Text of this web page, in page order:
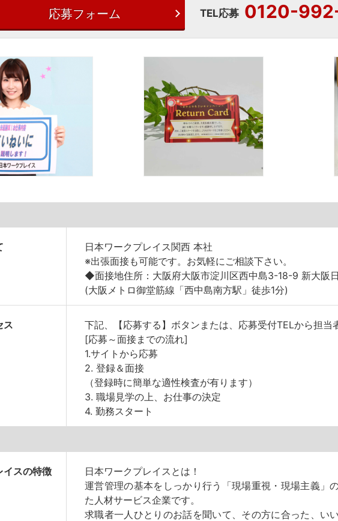
応募フォーム TEL応募 0120-
日本ワークプレイス関西 本社
※出張面接も可能です。お気軽にご相談下さい。
◆面接地住所：大阪府大阪市淀川区西中島3-18-9 新大
(大阪メトロ御堂筋線「西中島南方駅」徒歩1分)
ス
下記、【応募する】ボタンまたは、応募受付TELから担当
[応募～面接までの流れ]
1.サイトから応募
2. 登録＆面接
（登録時に簡単な適性検査が有ります）
3. 職場見学の上、お仕事の決定
4. 勤務スタート
イスの特徴
日本ワークプレイスとは！
運営管理の基本をしっかり行う「現場重視・現場主義」
た人材サービス企業です。
求職者一人ひとりのお話を聞いて、その方に合った、い